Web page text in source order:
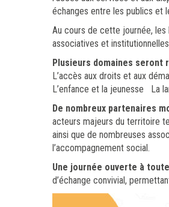
échanges entre les publics et
Au cours de cette journée,
associatives et
Plusieurs domaines seront
L’accès aux droits et aux
L’enfance et la jeunesse La
De nombreux partenaires
acteurs majeurs du territoire
ainsi que de nombreuses
l’accompagnement social.
Une journée ouverte à
d’échange convivial,